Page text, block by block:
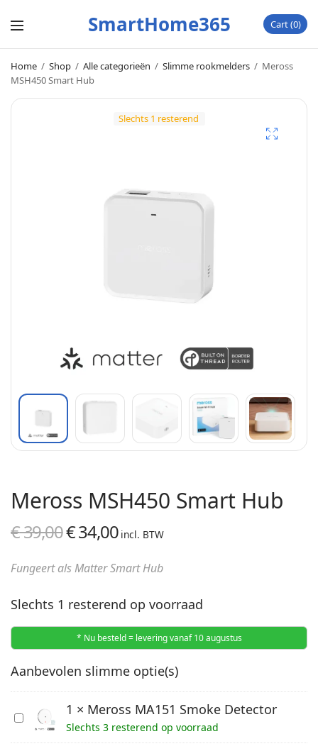
SmartHome365 Cart 0
Home / Shop / Alle categorieën / Slimme rookmelders / Meross
MSH450 Smart Hub
Slechts 1 resterend
Meross MSH450 Smart Hub
€39,00Oorspronkelijke
€ 39,00.
€34,00Huidige
€ 34,00.
incl. BTW
Fungeert als Matter Smart Hub
Slechts 1 resterend op voorraad
* Nu besteld = levering vanaf 10 augustus
Aanbevolen slimme optie(s)
M
1 × Meross MA151 Smoke Detector
Slechts 3 resterend op voorraad